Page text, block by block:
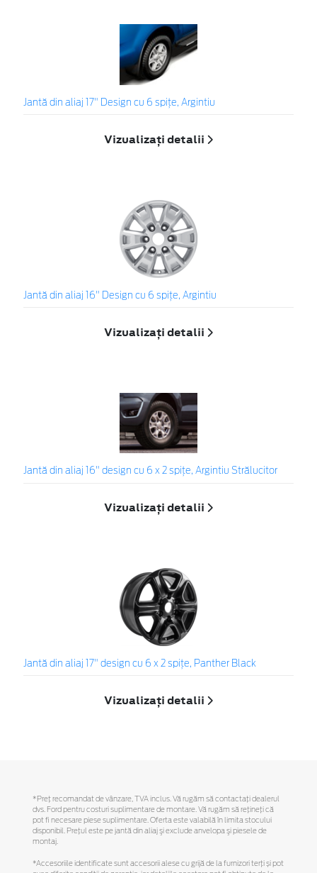
Jantă din aliaj 17" Design cu 6 spiţe, Argintiu
Vizualizați detalii
Jantă din aliaj 16" Design cu 6 spiţe, Argintiu
Vizualizați detalii
Jantă din aliaj 16" design cu 6 x 2 spiţe, Argintiu Strălucitor
Vizualizați detalii
Jantă din aliaj 17" design cu 6 x 2 spiţe, Panther Black
Vizualizați detalii
*Preţ recomandat de vânzare, TVA inclus. Vă rugăm să contactaţi dealerul
dvs. Ford pentru costuri suplimentare de montare. Vă rugăm să reţineţi că
pot fi necesare piese suplimentare. Oferta este valabilă în limita stocului
disponibil. Preţul este pe jantă din aliaj şi exclude anvelopa şi piesele de
montaj.
*Accesoriile identificate sunt accesorii alese cu grijă de la furnizori terți și pot